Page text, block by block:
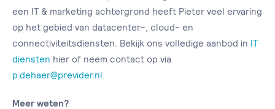
een IT & marketing achtergrond heeft Pieter veel ervaring
op het gebied van datacenter-, cloud- en
connectiviteitsdiensten. Bekijk ons volledige aanbod in IT
diensten hier of neem contact op via
p.dehaer@previder.nl
Meer weten?